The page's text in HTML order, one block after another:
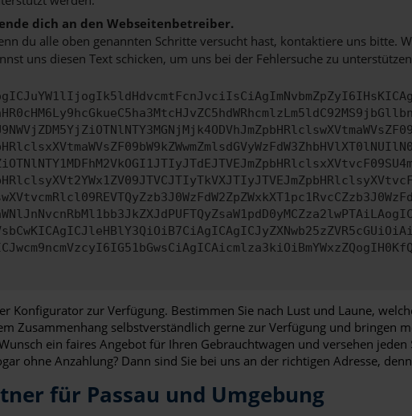
dich an den Webseitenbetreiber.
du alle oben genannten Schritte versucht hast, kontaktiere uns bitte.
uns diesen Text schicken, um uns bei der Fehlersuche zu
Konfigurator zur Verfügung. Bestimmen Sie nach Lust und Laune,
Zusammenhang selbstverständlich gerne zur Verfügung und bringen
ein faires Angebot für Ihren Gebrauchtwagen und versehen
ohne Anzahlung? Dann sind Sie bei uns an der richtigen Adresse,
für Passau und Umgebung